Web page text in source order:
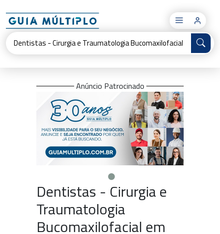
×
Anúncio Patrocinado
Dentistas - Cirurgia e
Traumatologia
Bucomaxilofacial em